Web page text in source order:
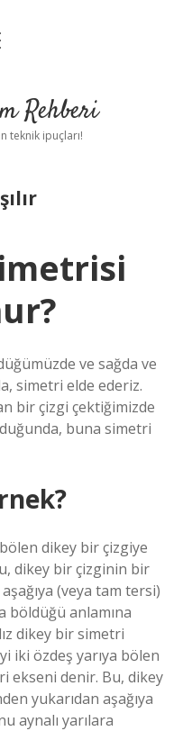
Rehberi
teknik ipuçları!
ve sağda ve
simetri elde ederiz.
bir çizgi çektiğimizde
buna simetri
dikey bir çizgiye
dikey bir çizginin bir
(veya tam tersi)
böldüğü anlamına
dikey bir simetri
iki özdeş yarıya bölen
ekseni denir. Bu, dikey
yukarıdan aşağıya
aynalı yarılara